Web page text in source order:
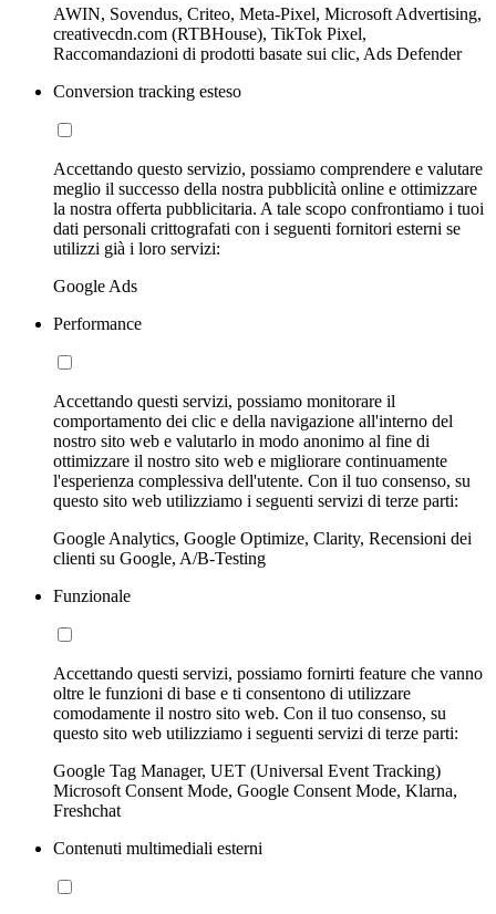
AWIN, Sovendus, Criteo, Meta-Pixel, Microsoft Advertising,
creativecdn.com (RTBHouse), TikTok Pixel,
Raccomandazioni di prodotti basate sui clic, Ads Defender
Conversion tracking esteso
Accettando questo servizio, possiamo comprendere e valutare
meglio il successo della nostra pubblicità online e ottimizzare
la nostra offerta pubblicitaria. A tale scopo confrontiamo i tuoi
dati personali crittografati con i seguenti fornitori esterni se
utilizzi già i loro servizi:
Google Ads
Performance
Accettando questi servizi, possiamo monitorare il
comportamento dei clic e della navigazione all'interno del
nostro sito web e valutarlo in modo anonimo al fine di
ottimizzare il nostro sito web e migliorare continuamente
l'esperienza complessiva dell'utente. Con il tuo consenso, su
questo sito web utilizziamo i seguenti servizi di terze parti:
Google Analytics, Google Optimize, Clarity, Recensioni dei
clienti su Google, A/B-Testing
Funzionale
Accettando questi servizi, possiamo fornirti feature che vanno
oltre le funzioni di base e ti consentono di utilizzare
comodamente il nostro sito web. Con il tuo consenso, su
questo sito web utilizziamo i seguenti servizi di terze parti:
Google Tag Manager, UET (Universal Event Tracking)
Microsoft Consent Mode, Google Consent Mode, Klarna,
Freshchat
Contenuti multimediali esterni